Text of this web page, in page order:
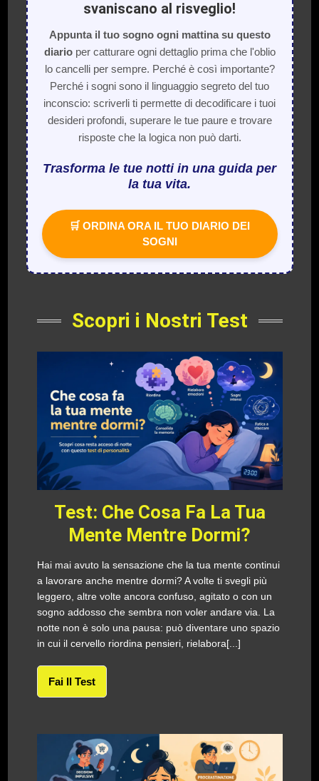
svaniscano al risveglio!
Appunta il tuo sogno ogni mattina su questo
diarioper catturare ogni dettaglio prima che l'oblio
lo cancelli per sempre. Perché è così importante?
Perché i sogni sono il linguaggio segreto del tuo
inconscio: scriverli ti permette di decodificare i tuoi
desideri profondi, superare le tue paure e trovare
risposte che la logica non può darti.
Trasforma le tue notti in una guida per
la tua vita.
🛒 ORDINA ORA IL TUO DIARIO DEI
SOGNI
Scopri i Nostri Test
Test: Che Cosa Fa La Tua
Mente Mentre Dormi?
Hai mai avuto la sensazione che la tua mente continui
a lavorare anche mentre dormi? A volte ti svegli più
leggero, altre volte ancora confuso, agitato o con un
sogno addosso che sembra non voler andare via. La
notte non è solo una pausa: può diventare uno spazio
in cui il cervello riordina pensieri, rielabora[...]
Fai Il Test